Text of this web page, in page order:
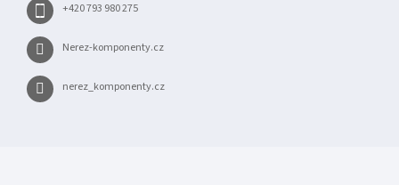
+420 793 980 275
Nerez-komponenty.cz
nerez_komponenty.cz